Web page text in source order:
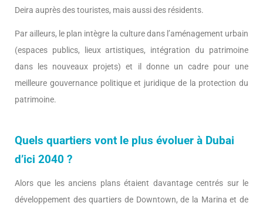
Deira auprès des touristes, mais aussi des résidents.
Par ailleurs, le plan intègre la culture dans l’aménagement urbain
(espaces publics, lieux artistiques, intégration du patrimoine
dans les nouveaux projets) et il donne un cadre pour une
meilleure gouvernance politique et juridique de la protection du
patrimoine.
Quels quartiers vont le plus évoluer à Dubai
d’ici 2040 ?
Alors que les anciens plans étaient davantage centrés sur le
développement des quartiers de Downtown, de la Marina et de